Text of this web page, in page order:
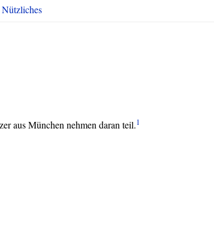
Nützliches
aus München nehmen daran teil.1